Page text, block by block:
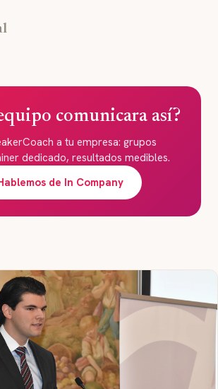
comunicara así?
a tu empresa: grupos
dedicado, resultados medibles.
de In Company